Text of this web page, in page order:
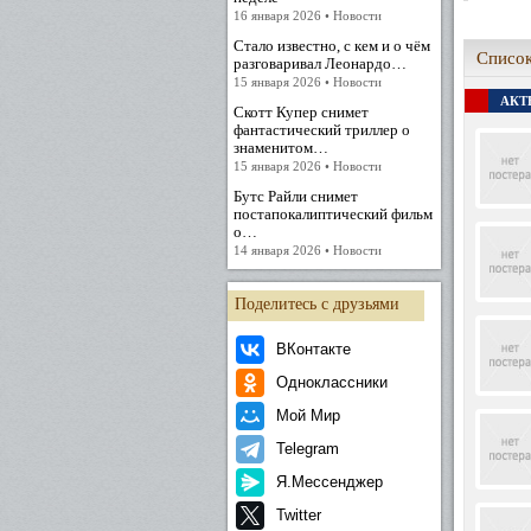
16 января 2026 • Новости
Стало известно, с кем и о чём
разговаривал Леонардо…
15 января 2026 • Новости
Скотт Купер снимет
фантастический триллер о
знаменитом…
15 января 2026 • Новости
Бутс Райли снимет
постапокалиптический фильм
о…
14 января 2026 • Новости
Поделитесь с друзьями
ВКонтакте
Одноклассники
Мой Мир
Telegram
Я.Мессенджер
Twitter
В 1961
мы»
В 1965
играли
роли
«Бале
люди.
Кино. 60-
В кино
учила